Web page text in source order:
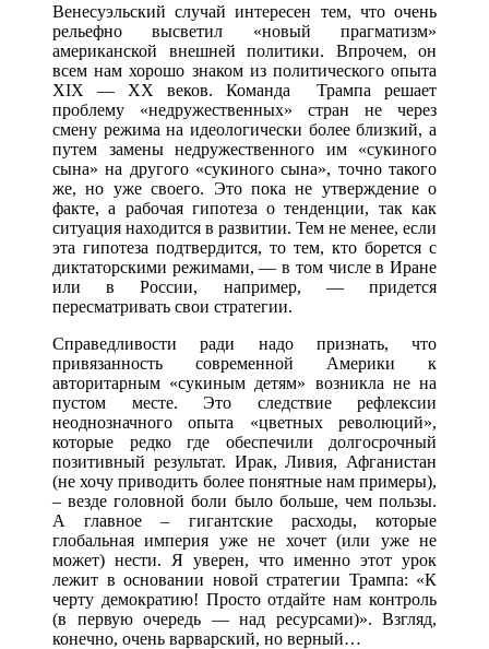
Венесуэльский случай интересен тем, что очень
рельефно высветил «новый прагматизм»
американской внешней политики. Впрочем, он
всем нам хорошо знаком из политического опыта
XIX — XX веков. Команда Трампа решает
проблему «недружественных» стран не через
смену режима на идеологически более близкий, а
путем замены недружественного им «сукиного
сына» на другого «сукиного сына», точно такого
же, но уже своего. Это пока не утверждение о
факте, а рабочая гипотеза о тенденции, так как
ситуация находится в развитии. Тем не менее, если
эта гипотеза подтвердится, то тем, кто борется с
диктаторскими режимами, — в том числе в Иране
или в России, например, — придется
пересматривать свои стратегии.
Справедливости ради надо признать, что
привязанность современной Америки к
авторитарным «сукиным детям» возникла не на
пустом месте. Это следствие рефлексии
неоднозначного опыта «цветных революций»,
которые редко где обеспечили долгосрочный
позитивный результат. Ирак, Ливия, Афганистан
(не хочу приводить более понятные нам примеры),
– везде головной боли было больше, чем пользы.
А главное – гигантские расходы, которые
глобальная империя уже не хочет (или уже не
может) нести. Я уверен, что именно этот урок
лежит в основании новой стратегии Трампа: «К
черту демократию! Просто отдайте нам контроль
(в первую очередь — над ресурсами)». Взгляд,
конечно, очень варварский, но верный…